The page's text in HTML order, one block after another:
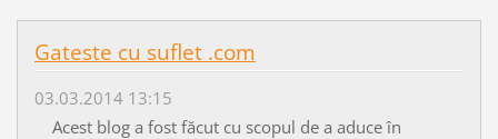
Gateste cu suflet .com
03.03.2014 13:15
Acest blog a fost făcut cu scopul de a aduce în